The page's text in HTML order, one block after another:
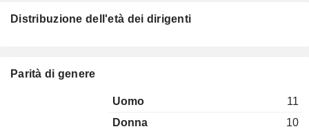
Distribuzione dell'età dei dirigenti
Parità di genere
Uomo
11
Donna
10